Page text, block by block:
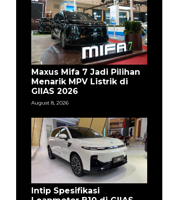
Maxus Mifa 7 Jadi Pilihan
Menarik MPV Listrik di
GIIAS 2026
August 8, 2026
Intip Spesifikasi